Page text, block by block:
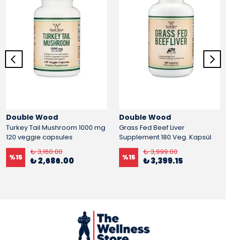
Double Wood
Turkey Tail Mushroom 1000 mg
120 veggie capsules
%15
₺ 3,160.00
₺ 2,686.00
Double Wood
Grass Fed Beef Liver
Supplement 180 Veg. Kapsül
%15
₺ 3,999.00
₺ 3,399.15